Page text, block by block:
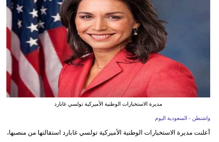
وسفر
ديكور
أخبار
إعلام
تعليم
علوم
مديرة الاستخبارات الوطنية الأميركية تولسي غابارد
واشنطن - السعودية اليوم
أعلنت مديرة الاستخبارات الوطنية الأميركية تولسي غابارد استقالتها من منصبها،